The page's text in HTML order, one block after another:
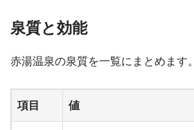
泉質と効能
赤湯温泉の泉質を一覧にまとめます。
項目 値